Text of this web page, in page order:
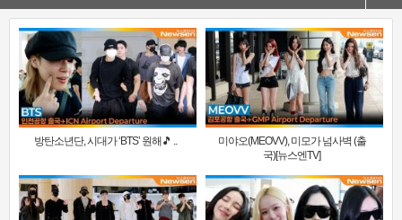
방탄소년단, 시대가 ‘BTS’ 원해🎵 ..
미야오(MEOVV), 미모가 넘사벽 (출
국)[뉴스엔TV]